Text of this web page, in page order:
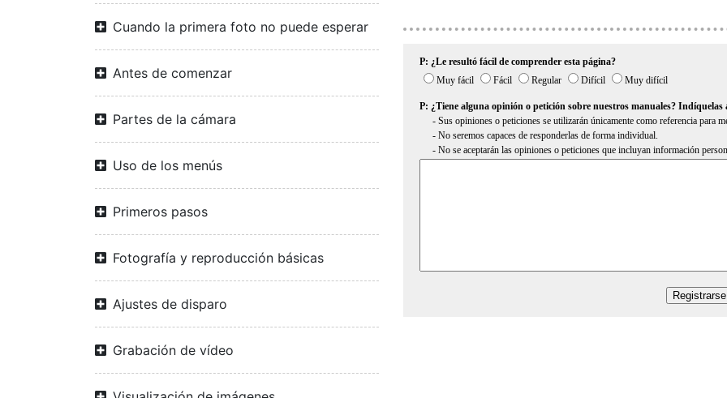
Cuando la primera foto no puede esperar
Antes de comenzar
Partes de la cámara
Uso de los menús
Primeros pasos
Fotografía y reproducción básicas
Ajustes de disparo
Grabación de vídeo